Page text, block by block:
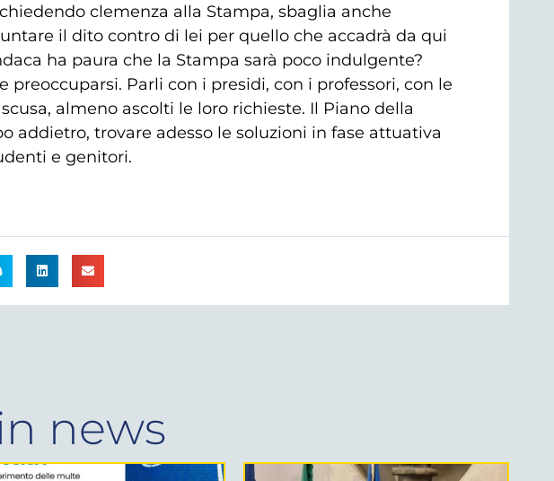
clemenza alla Stampa, sbaglia anche
il dito contro di lei per quello che accadrà da qui
ha paura che la Stampa sarà poco indulgente?
preoccuparsi. Parli con i presidi, con i professori, con le
almeno ascolti le loro richieste. Il Piano della
addietro, trovare adesso le soluzioni in fase attuativa
e genitori.
news